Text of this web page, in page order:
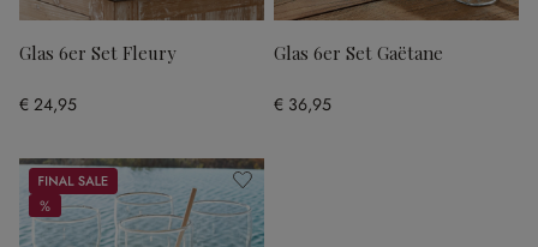
Glas 6er Set Fleury
€ 24,95
Glas 6er Set Gaëtane
€ 36,95
Sale
%
%